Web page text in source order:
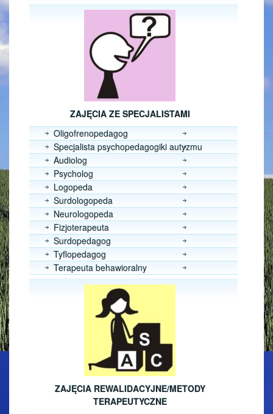
ZAJĘCIA ZE SPECJALISTAMI
Oligofrenopedagog
Specjalista psychopedagogiki autyzmu
Audiolog
Psycholog
Logopeda
Surdologopeda
Neurologopeda
Fizjoterapeuta
Surdopedagog
Tyflopedagog
Terapeuta behawioralny
ZAJĘCIA REWALIDACYJNE/METODY
TERAPEUTYCZNE